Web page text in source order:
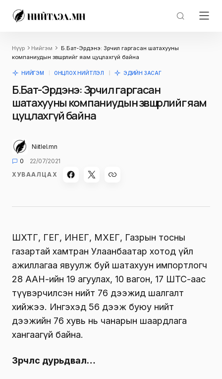
Нүүр Нийгэм
Б.Бат-Эрдэнэ: Зөрчил гаргасан шатахууны
компаниудын зөвшөөрлийг яам цуцлахгүй байна
НИЙГЭМ ОНЦЛОХ НИЙТЛЭЛ ЭДИЙН ЗАСАГ
Б.Бат-Эрдэнэ: Зөрчил гаргасан
шатахууны компаниудын зөвшөөрлийг яам
цуцлахгүй байна
Niitlel.mn
0
22/07/2021
ХУВААЛЦАХ
ШӨХТГ, ГЕГ, ИНЕГ, МХЕГ, Газрын тосны
газартай хамтран Улаанбаатар хотод үйл
ажиллагаа явуулж буй шатахуун импортлогч
28 ААН-ийн 19 агуулах, 10 вагон, 17 ШТС-аас
түүвэрчилсэн нийт 76 дээжид шалгалт
хийжээ. Ингэхэд 56 дээж буюу нийт
дээжийн 76 хувь нь чанарын шаардлага
хангаагүй байна.
Зөрчлөөс дурьдвал…